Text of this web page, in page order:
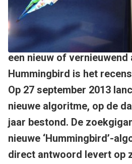
een nieuw of vernieuwend
Hummingbird is het
Op 27 september 2013
nieuwe algoritme, op de
jaar bestond. De
nieuwe ‘Hummingbird’-
direct antwoord levert op